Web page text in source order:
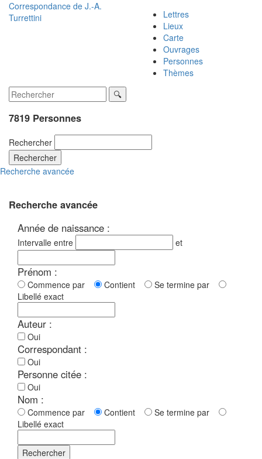
Correspondance de J.-A.
Turrettini
Lettres
Lieux
Carte
Ouvrages
Personnes
Thèmes
7819 Personnes
Rechercher
Rechercher
Recherche avancée
Recherche avancée
Année de naissance :
Intervalle entre et
Prénom :
Commence par Contient
Se termine par
Libellé exact
Auteur :
Oui
Correspondant :
Oui
Personne citée :
Oui
Nom :
Commence par Contient
Se termine par
Libellé exact
Rechercher